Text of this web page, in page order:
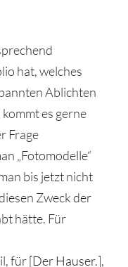
hat, welches
Ablichten
es gerne
Frage
„Fotomodelle“
bis jetzt nicht
Zweck der
hätte. Für
für[Der Hauser.],